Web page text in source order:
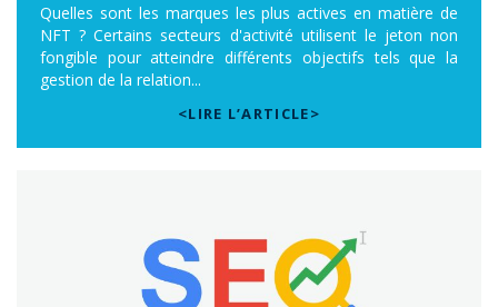
Quelles sont les marques les plus actives en matière de
NFT ? Certains secteurs d'activité utilisent le jeton non
fongible pour atteindre différents objectifs tels que la
gestion de la relation...
<LIRE L’ARTICLE>